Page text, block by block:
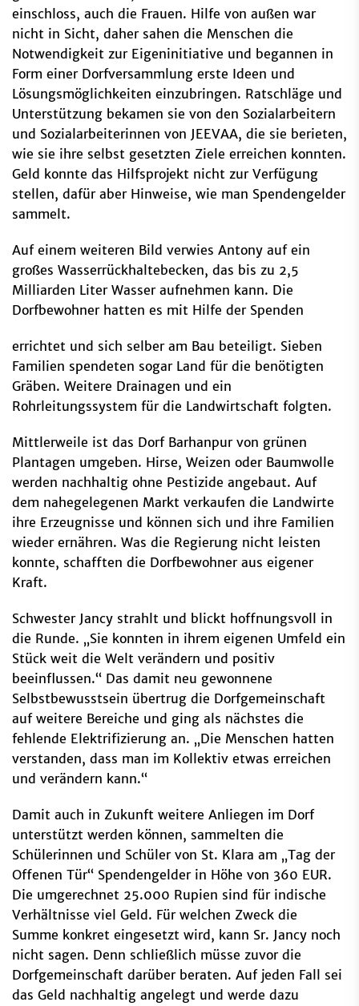
einschloss, auch die Frauen. Hilfe von außen war
nicht in Sicht, daher sahen die Menschen die
Notwendigkeit zur Eigeninitiative und begannen in
Form einer Dorfversammlung erste Ideen und
Lösungsmöglichkeiten einzubringen. Ratschläge und
Unterstützung bekamen sie von den Sozialarbeitern
und Sozialarbeiterinnen von JEEVAA, die sie berieten,
wie sie ihre selbst gesetzten Ziele erreichen konnten.
Geld konnte das Hilfsprojekt nicht zur Verfügung
stellen, dafür aber Hinweise, wie man Spendengelder
sammelt.
Auf einem weiteren Bild verwies Antony auf ein
großes Wasserrückhaltebecken, das bis zu 2,5
Milliarden Liter Wasser aufnehmen kann. Die
Dorfbewohner hatten es mit Hilfe der Spenden
errichtet und sich selber am Bau beteiligt. Sieben
Familien spendeten sogar Land für die benötigten
Gräben. Weitere Drainagen und ein
Rohrleitungssystem für die Landwirtschaft folgten.
Mittlerweile ist das Dorf Barhanpur von grünen
Plantagen umgeben. Hirse, Weizen oder Baumwolle
werden nachhaltig ohne Pestizide angebaut. Auf
dem nahegelegenen Markt verkaufen die Landwirte
ihre Erzeugnisse und können sich und ihre Familien
wieder ernähren. Was die Regierung nicht leisten
konnte, schafften die Dorfbewohner aus eigener
Kraft.
Schwester Jancy strahlt und blickt hoffnungsvoll in
die Runde. „Sie konnten in ihrem eigenen Umfeld ein
Stück weit die Welt verändern und positiv
beeinflussen.“ Das damit neu gewonnene
Selbstbewusstsein übertrug die Dorfgemeinschaft
auf weitere Bereiche und ging als nächstes die
fehlende Elektrifizierung an. „Die Menschen hatten
verstanden, dass man im Kollektiv etwas erreichen
und verändern kann.“
Damit auch in Zukunft weitere Anliegen im Dorf
unterstützt werden können, sammelten die
Schülerinnen und Schüler von St. Klara am „Tag der
Offenen Tür“ Spendengelder in Höhe von 360 EUR.
Die umgerechnet 25.000 Rupien sind für indische
Verhältnisse viel Geld. Für welchen Zweck die
Summe konkret eingesetzt wird, kann Sr. Jancy noch
nicht sagen. Denn schließlich müsse zuvor die
Dorfgemeinschaft darüber beraten. Auf jeden Fall sei
das Geld nachhaltig angelegt und werde dazu